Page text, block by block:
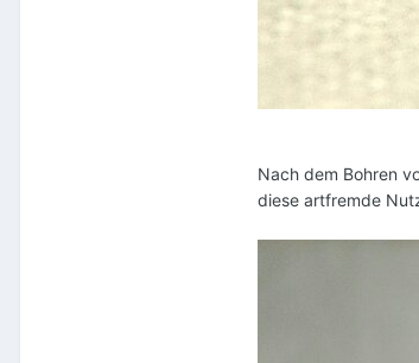
Nach dem Bohren
diese artfremde